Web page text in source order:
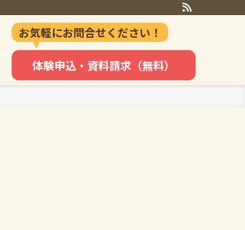
お気軽にお問合せください！
体験申込・資料請求（無料）